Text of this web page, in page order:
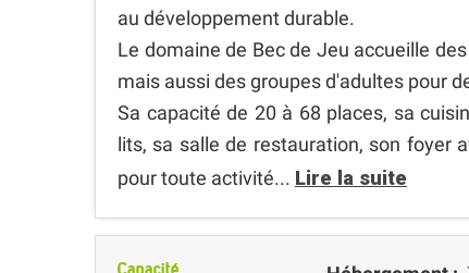
au développement durable.
Le domaine de Bec de Jeu accueille
mais aussi des groupes d'adultes pour
Sa capacité de 20 à 68 places, sa
lits, sa salle de restauration, son foyer
pour toute activité... Lire la suite